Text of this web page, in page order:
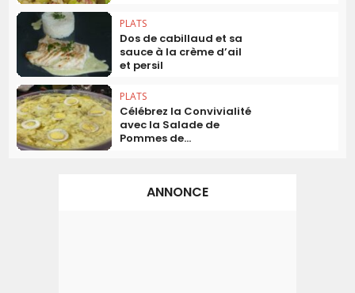
PLATS
Dos de cabillaud et sa
sauce à la crème d’ail
et persil
PLATS
Célébrez la Convivialité
avec la Salade de
Pommes de...
ANNONCE